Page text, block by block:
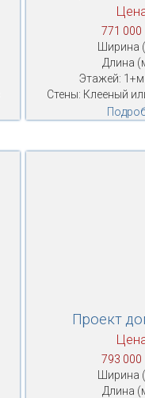
771 000
Ширина
Длина
Этажей:
Стены: Клееный
Проект
793 000
Ширина
Длина